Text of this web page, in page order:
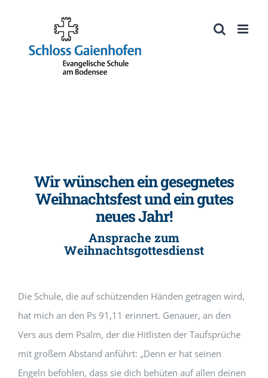
Werkzeugleiste öffnen
springen
Wir wünschen ein gesegnetes
Weihnachtsfest und ein gutes
neues Jahr!
Ansprache zum
Weihnachtsgottesdienst
Die Schule, die auf schützenden Händen getragen wird,
hat mich an den Ps 91,11 erinnert. Genauer, an den
Vers aus dem Psalm, der die Hitlisten der Taufsprüche
mit großem Abstand anführt: „Denn er hat seinen
Engeln befohlen, dass sie dich behüten auf allen deinen